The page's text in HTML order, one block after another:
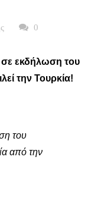
0
σε εκδήλωση του
την Τουρκία!
του
από την